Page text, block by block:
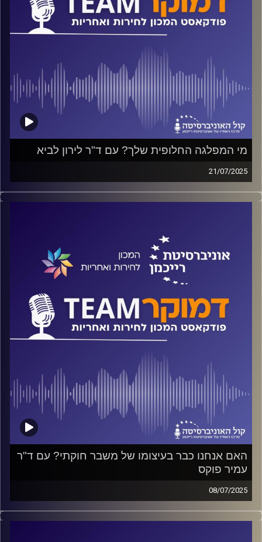
מי המפלגה החלופית שלך? עם ד"ר לירון לביא
21/07/2025
פודקאסט המכון לחירות ואחריות באוניברסיטת רייכמן
על כל אלה ועוד ישוחח ד"ר חיים וייצמן עם ד"ר לירון לביא
המכון לחירות ואחריות
האם אנחנו כבר בעיצומו של משבר חוקתי? עם ד"ר
עמיר פוקס
08/07/2025
פודקאסט המכון לחירות ואחריות באוניברסיטת רייכמן